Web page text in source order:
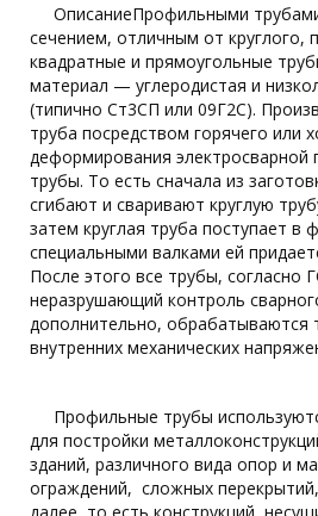
ОписаниеПрофильными
сечением, отличным от круглого,
квадратные и прямоугольные
материал — углеродистая и
(типично Ст3СП или 09Г2С).
труба посредством горячего или
деформирования электросварной
трубы. То есть сначала из
сгибают и сваривают круглую
затем круглая труба поступает в
специальными валками ей
После этого все трубы, согласно
неразрушающий контроль
дополнительно, обрабатываются
внутренних механических
Профильные трубы
для постройки
зданий, различного вида опор и
ограждений, сложных
далее, то есть конструкций,